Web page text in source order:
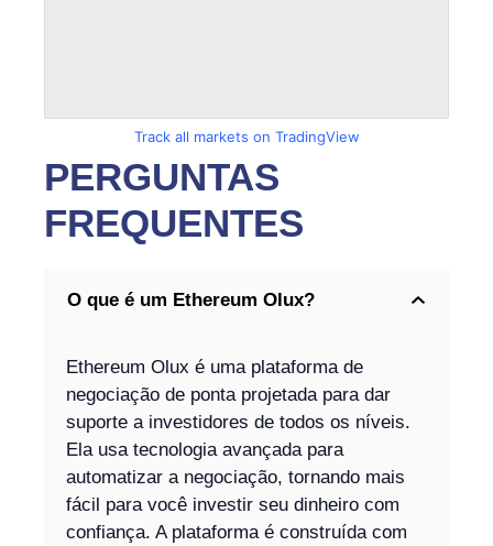
Track all markets on TradingView
PERGUNTAS
FREQUENTES
O que é um Ethereum Olux?
Ethereum Olux é uma plataforma de
negociação de ponta projetada para dar
suporte a investidores de todos os níveis.
Ela usa tecnologia avançada para
automatizar a negociação, tornando mais
fácil para você investir seu dinheiro com
confiança. A plataforma é construída com